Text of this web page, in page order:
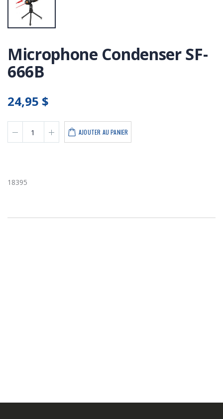
Microphone Condenser SF-
666B
24,95 $
AJOUTER AU PANIER
18395